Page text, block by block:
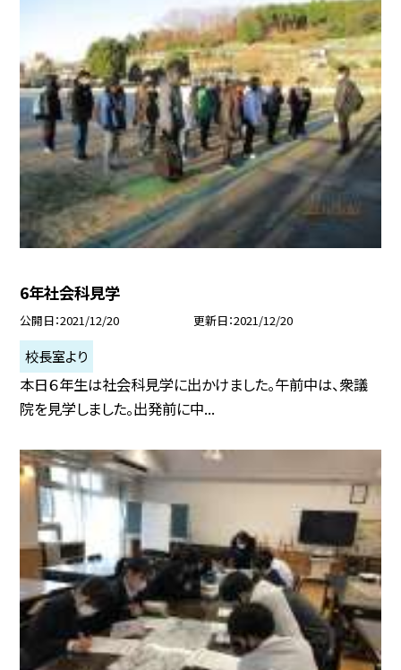
6年社会科見学
公開日 2021/12/20 更新日 2021/12/20
校長室より
本日６年生は社会科見学に出かけました。午前中は、衆議
院を見学しました。出発前に中...